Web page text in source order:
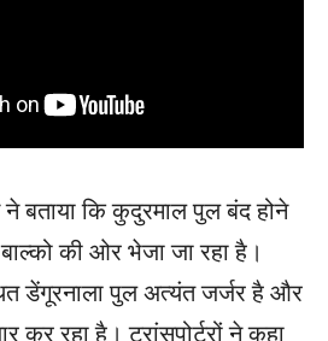
ने बताया कि कुदुरमाल पुल बंद होने
की ओर भेजा जा रहा है।
डेंगूरनाला पुल अत्यंत जर्जर है और
कर रहा है। ट्रांसपोर्टरों ने कहा